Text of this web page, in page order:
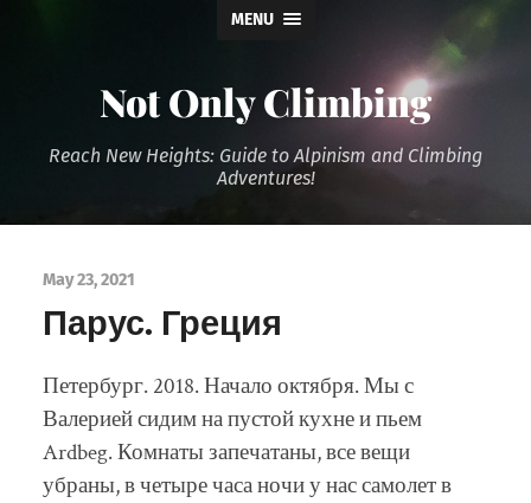
MENU
Not Only Climbing
Reach New Heights: Guide to Alpinism and Climbing
Adventures!
May 23, 2021
Парус. Греция
Петербург. 2018. Начало октября. Мы с
Валерией сидим на пустой кухне и пьем
Ardbeg. Комнаты запечатаны, все вещи
убраны, в четыре часа ночи у нас самолет в